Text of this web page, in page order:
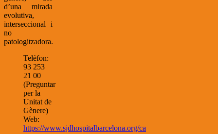
d’una mirada
evolutiva,
interseccional i
no
patologitzadora.
Telèfon:
93 253
21 00
(Preguntar
per la
Unitat de
Gènere)
Web:
https://www.sjdhospitalbarcelona.org/ca